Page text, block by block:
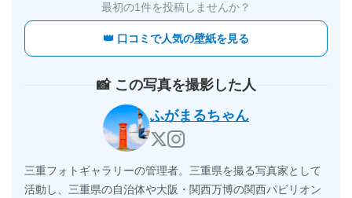
最初の1件を投稿しませんか？
👑 口コミで人気の壁紙を見る
📸 この写真を撮影した人
ふがまるちゃん
三重フォトギャラリーの管理者。三重県を撮る写真家として
活動し、三重県の自治体や大阪・関西万博の関西パビリオン